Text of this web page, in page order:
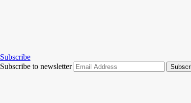
Subscribe
Subscribe to newsletter